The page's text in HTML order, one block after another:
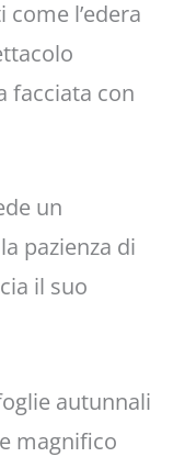
l’edera
facciata con
un
pazienza di
il suo
autunnali
magnifico